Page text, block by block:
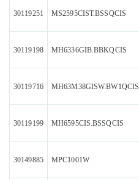
30119251 MS2595CIST.BSSQCIS
30119198 MH6336GIB.BBKQCIS
30119716 MH63M38GISW.BW1QCIS
30119199 MH6595CIS.BSSQCIS
30149885 MPC1001W